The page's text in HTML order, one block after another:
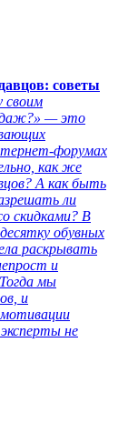
советы
своим
— это
форумах
как же
А как быть
ли
скидками? В
обувных
раскрывать
и
мы
и
не